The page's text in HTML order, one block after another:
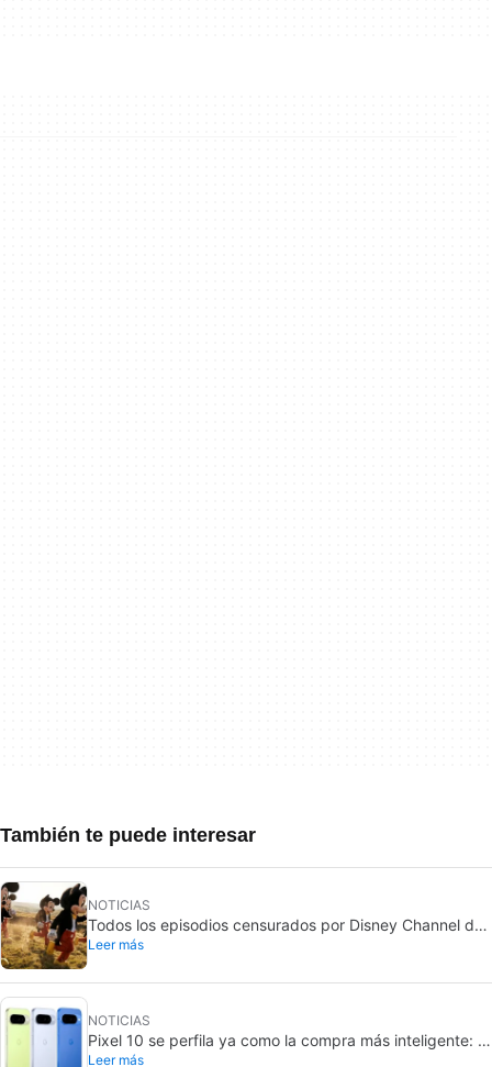
También te puede interesar
NOTICIAS
Todos los episodios censurados por Disney Channel de
sus series más queridas… con más o menos motivo
Leer más
NOTICIAS
Pixel 10 se perfila ya como la compra más inteligente: el
Pixel 11 subiría 100 dólares
Leer más